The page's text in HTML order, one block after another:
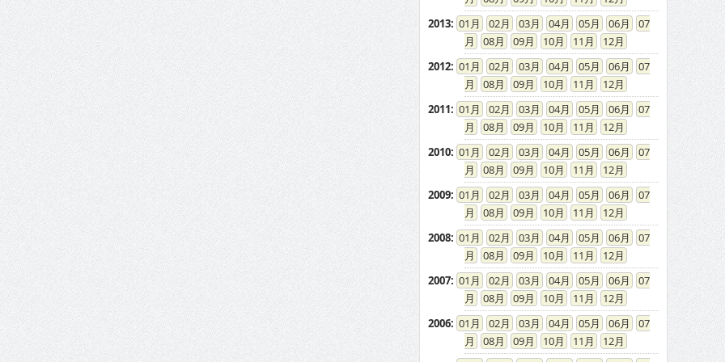
2013: 01 02 03 04 05 06
07
08
09 10 11
12
2012: 01 02 03 04 05 06
07
08
09 10 11
12
2011: 01 02 03 04 05 06
07
08
09 10 11
12
2010: 01 02 03 04 05 06
07
08
09 10 11
12
2009: 01 02 03 04 05 06
07
08
09 10 11
12
2008: 01 02 03 04 05 06
07
08
09 10 11
12
2007: 01 02 03 04 05 06
07
08
09 10 11
12
2006: 01 02 03 04 05 06
07
08
09 10 11
12